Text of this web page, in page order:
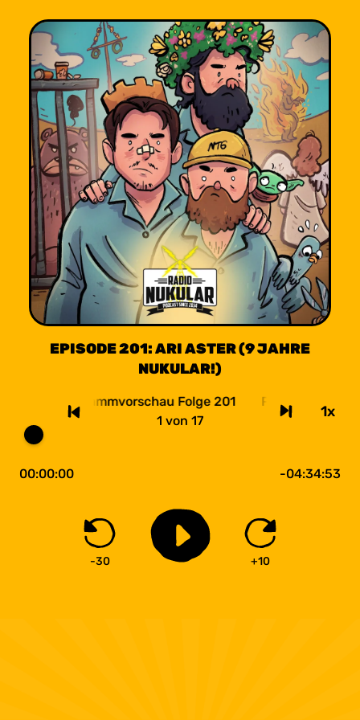
EPISODE 201: ARI ASTER (9 JAHRE
NUKULAR!)
Programmvorschau Folge 201
1 von 17
1x
00:00:00 -04:34:53
-30 +10